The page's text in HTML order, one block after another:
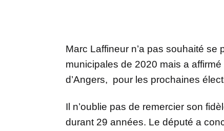
Marc Laffineur n’a pas souhaité
municipales de 2020 mais a
d’Angers, pour les prochaines
Il n’oublie pas de remercier son
durant 29 années. Le député a